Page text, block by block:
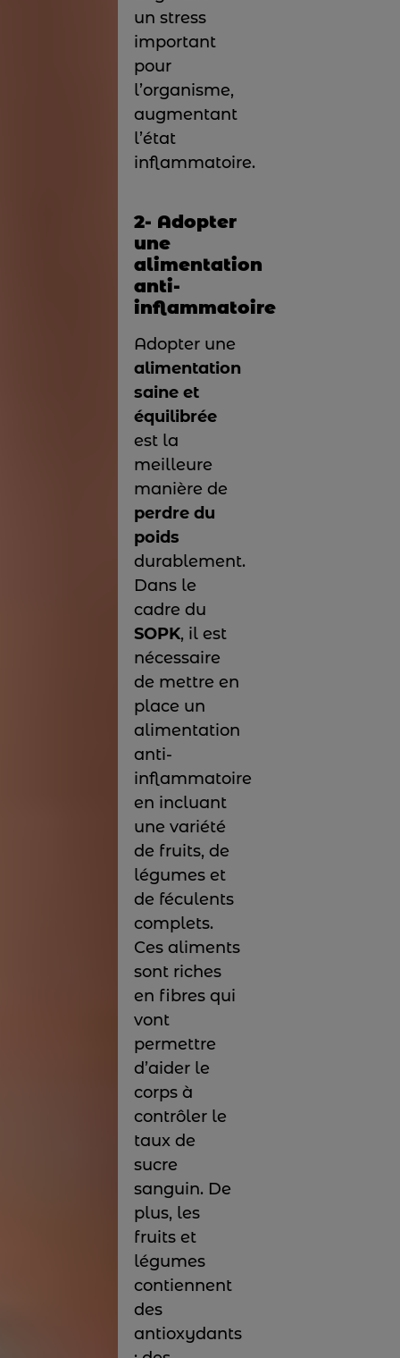
un stress
important
pour
l’organisme,
augmentant
l’état
inflammatoire.
2- Adopter
une
alimentation
anti-
inflammatoire
Adopter une
alimentation
saine et
équilibrée
est la
meilleure
manière de
perdre du
poids
durablement.
Dans le
cadre du
SOPK, il est
nécessaire
de mettre en
place un
alimentation
anti-
inflammatoire
en incluant
une variété
de fruits, de
légumes et
de féculents
complets.
Ces aliments
sont riches
en fibres qui
vont
permettre
d’aider le
corps à
contrôler le
taux de
sucre
sanguin. De
plus, les
fruits et
légumes
contiennent
des
antioxydants